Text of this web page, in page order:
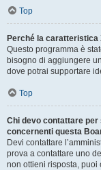
Top
Perché la caratteristica
Questo programma è
bisogno di aggiungere
dove potrai supportare
Top
Chi devo contattare per
concernenti questa
Devi contattare
prova a contattare uno
non ottieni risposta,